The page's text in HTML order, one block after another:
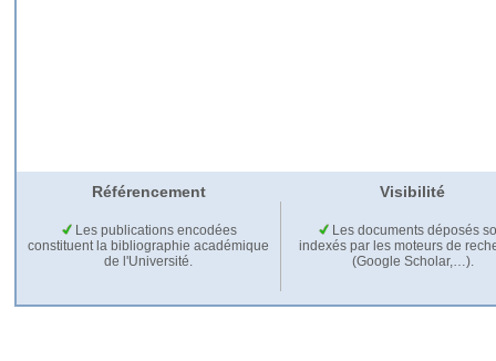
Référencement Visibilité
Les publications encodées
constituent la bibliographie académique
de l'Université.
Les documents déposés
indexés par les moteurs de
(Google Scholar,…).